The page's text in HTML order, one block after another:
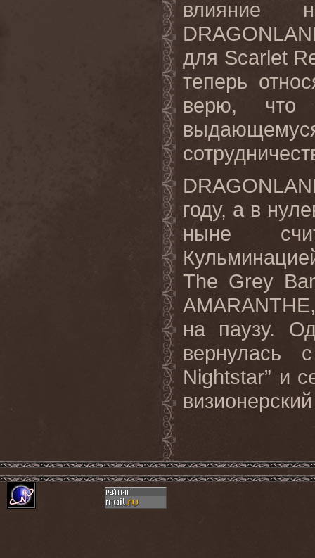
влияние
для Scarlet
теперь
верю, что
году, а в
ныне
The Grey
на паузу.
вернулась
Nightstar” и